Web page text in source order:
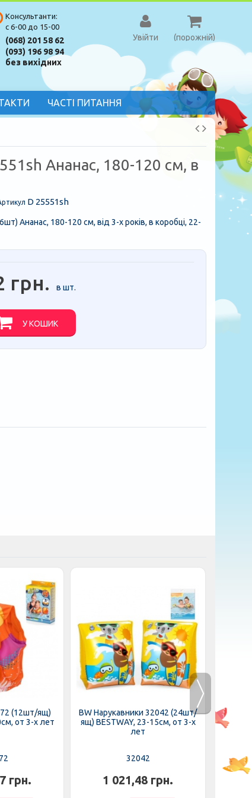
(порожній)
Увійти
Консультанти:
с 6-00 до 15-00
(068) 201 58 62
(093) 196 98 94
без вихідних
ЧАСТІ ПИТАННЯ
Ананас, 180-120 см, в
D 25551sh
Ананас, 180-120 см, від 3-х років, в коробці, 22-
грн. в шт.
У КОШИК
(12шт/ящ)
от 3-х лет
грн.
BW Нарукавники 32042 (24шт/
ящ) BESTWAY, 23-15см, от 3-х
лет
32042
1 021,48 грн.
BW